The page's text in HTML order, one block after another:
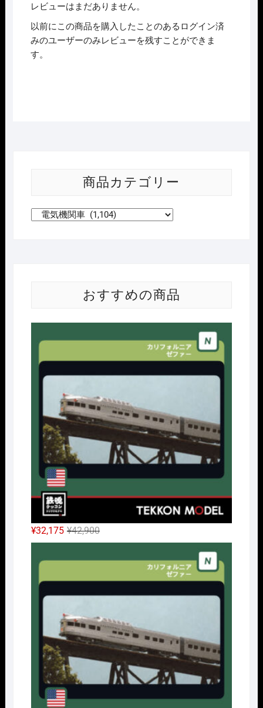
頭
車
E1001
1T
レビューはまだありません。
以前にこの商品を購入したことのあるログイン済
みのユーザーのみレビューを残すことができま
す。
商品カテゴリー
おすすめの商品
¥42,900元
の
価
で
し
た。
¥32,175
現
在
の
¥32,175
で
す。